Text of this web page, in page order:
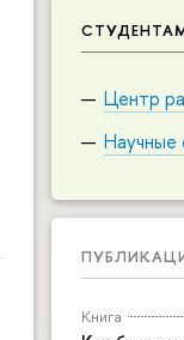
Центр
Научные
Книга